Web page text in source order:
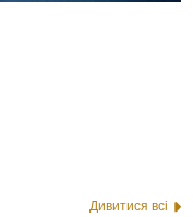
Дивитися всі